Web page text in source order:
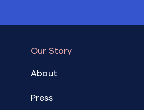
Our Story
About
Press